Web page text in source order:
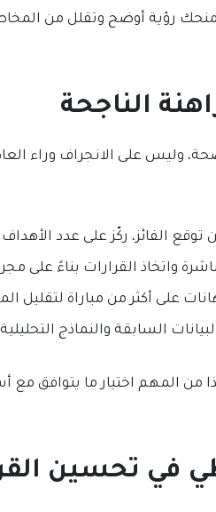
تمنحك رؤية أوضح وتقلل من
الناجحة
وليس على الانجراف وراء
توقع الفائز، ركّز على عدد
واتخاذ القرارات بناءً على
على أكثر من مباراة لتقليل
السابقة والنماذج
من المهم اختيار ما
في تحسين